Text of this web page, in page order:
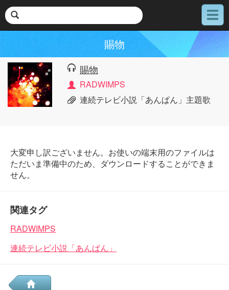
メ
ニ
賜物
賜物
RADWIMPS
連続テレビ小説「あんぱん」主題歌
大変申し訳ございません。お使いの端末用のファイルは
ただいま準備中のため、ダウンロードすることができま
せん。
関連タグ
RADWIMPS
連続テレビ小説「あんぱん」